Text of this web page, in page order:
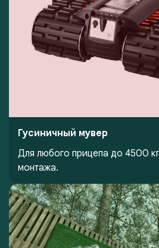
Гусиничный мувер
Для любого прицепа до 4500
монтажа.